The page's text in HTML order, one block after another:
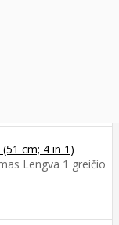
(51 cm; 4 in 1)
Lengva 1 greičio